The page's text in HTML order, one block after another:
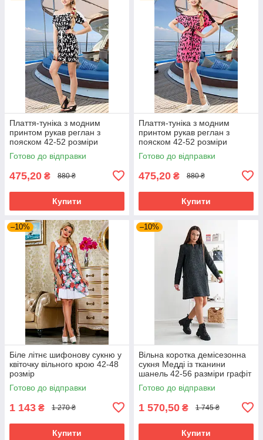
Плаття-туніка з модним
принтом рукав реглан з
пояском 42-52 розміри
Готово до відправки
475,20 ₴ 880 ₴
Купити
Плаття-туніка з модним
принтом рукав реглан з
пояском 42-52 розміри
Готово до відправки
475,20 ₴ 880 ₴
Купити
–10%
Біле літнє шифонову сукню у
квіточку вільного крою 42-48
розмір
Готово до відправки
1 143 ₴ 1 270 ₴
Купити
–10%
Вільна коротка демісезонна
сукня Медді із тканини
шанель 42-56 разміри графіт
Готово до відправки
1 570,50 ₴ 1 745 ₴
Купити